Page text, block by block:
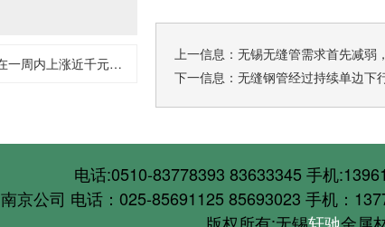
无锡无缝钢管钢价在一周内上涨近千元再创新高
上一信息： 无锡无缝管需求首先减
下一信息： 无缝钢管经过持续单边下
电话:0510-83778393 83633345 手机
南京公司 电话：025-85691125 85693023 手机：